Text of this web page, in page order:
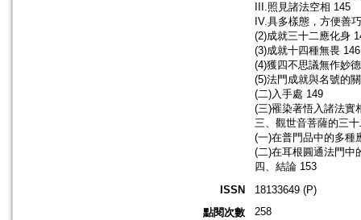
III.照見諸法空相 145
IV.具多樣態，方便善
(2)成就三十二應化身
(3)成就十四種無畏 146
(4)獲四不思議無作妙
(5)法門成就與名號的
(二)入手處 149
(三)罹染著悟入諸法實
三、觀世音菩薩的三
(一)在普門品中的多種
(二)在耳根圓通法門中
四、結論 153
ISSN
18133649 (P)
點閱次數
258